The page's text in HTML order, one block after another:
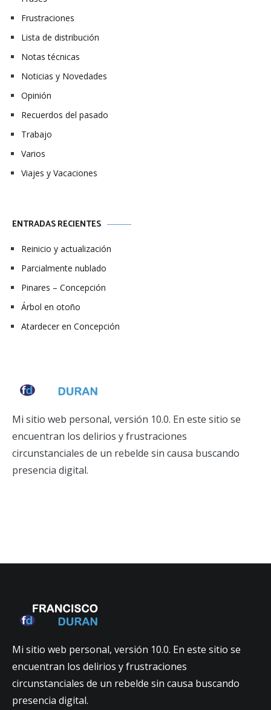
Frustraciones
Lista de distribución
Notas técnicas
Noticias y Novedades
Opinión
Recuerdos del pasado
Trabajo
Varios
Viajes y Vacaciones
ENTRADAS RECIENTES
Reinicio y actualización
Parcialmente nublado
Pinares – Concepción
Árbol en otoño
Atardecer en Concepción
Mi sitio web personal, versión 10.0. En este sitio se
encuentran los delirios y frustraciones
circunstanciales de un rebelde sin causa buscando
presencia digital.
Mi sitio web personal, versión 10.0. En este sitio se
encuentran los delirios y frustraciones
circunstanciales de un rebelde sin causa buscando
presencia digital.